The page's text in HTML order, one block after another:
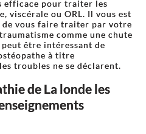
efficace pour traiter les
viscérale ou ORL. Il vous est
de vous faire traiter par votre
comme une chute
être intéressant de
à titre
troubles ne se déclarent.
de La londe les